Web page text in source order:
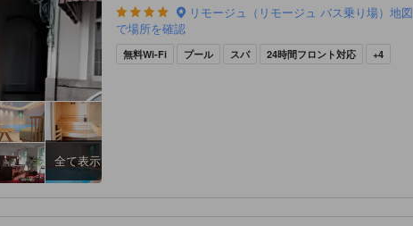
全て表示
リモージュ（リモージュ バス乗り場）地図
で場所を確認
無料Wi-Fi プール スパ 24時間フロント対応 +4